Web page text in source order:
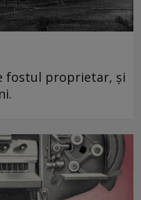
fostul proprietar, și